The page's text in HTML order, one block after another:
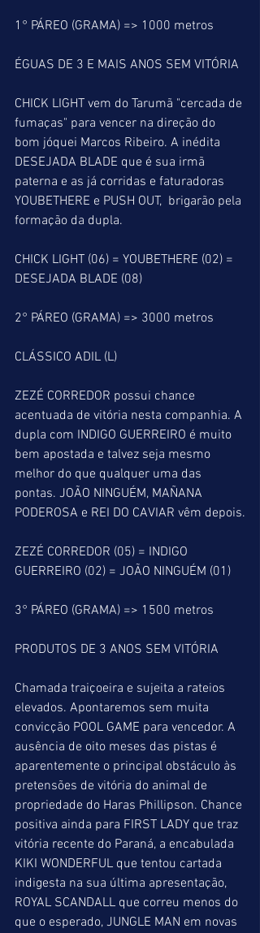
1° PÁREO (GRAMA) => 1000 metros
ÉGUAS DE 3 E MAIS ANOS SEM VITÓRIA
CHICK LIGHT vem do Tarumã "cercada de
fumaças" para vencer na direção do
bom jóquei Marcos Ribeiro. A inédita
DESEJADA BLADE que é sua irmã
paterna e as já corridas e faturadoras
YOUBETHERE e PUSH OUT,  brigarão pela
formação da dupla.
CHICK LIGHT (06) = YOUBETHERE (02) =
DESEJADA BLADE (08)
2° PÁREO (GRAMA) => 3000 metros
CLÁSSICO ADIL (L)
ZEZÉ CORREDOR possui chance
acentuada de vitória nesta companhia. A
dupla com INDIGO GUERREIRO é muito
bem apostada e talvez seja mesmo
melhor do que qualquer uma das
pontas. JOÃO NINGUÉM, MAÑANA
PODEROSA e REI DO CAVIAR vêm depois.
ZEZÉ CORREDOR (05) = INDIGO
GUERREIRO (02) = JOÃO NINGUÉM (01)
3° PÁREO (GRAMA) => 1500 metros
PRODUTOS DE 3 ANOS SEM VITÓRIA
Chamada traiçoeira e sujeita a rateios
elevados. Apontaremos sem muita
convicção POOL GAME para vencedor. A
ausência de oito meses das pistas é
aparentemente o principal obstáculo às
pretensões de vitória do animal de
propriedade do Haras Phillipson. Chance
positiva ainda para FIRST LADY que traz
vitória recente do Paraná, a encabulada
KIKI WONDERFUL que tentou cartada
indigesta na sua última apresentação,
ROYAL SCANDALL que correu menos do
que o esperado, JUNGLE MAN em novas